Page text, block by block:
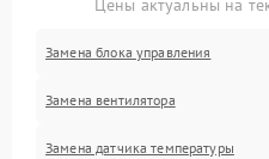
Цены актуальны на
Замена блока управления
Замена вентилятора
Замена датчика температуры